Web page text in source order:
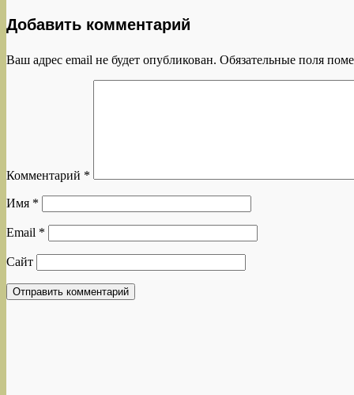
Добавить комментарий
Ваш адрес email не будет опубликован. Обязательные поля
Комментарий *
Имя *
Email *
Сайт